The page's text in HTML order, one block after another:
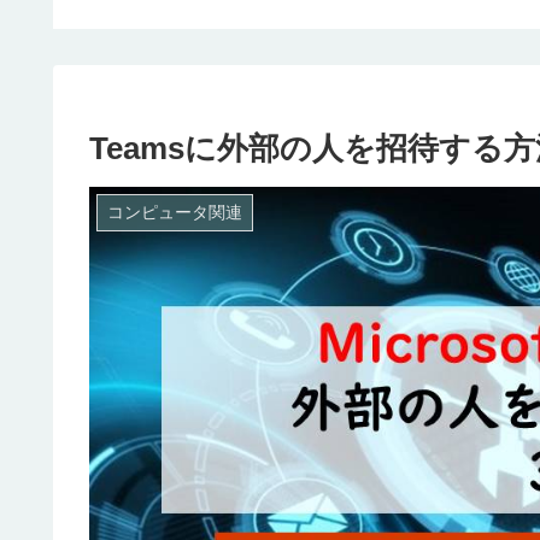
Teamsに外部の人を招待する
コンピュータ関連